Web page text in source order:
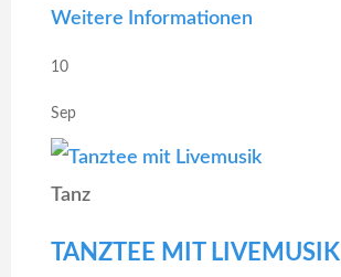
Weitere Informationen
10
Sep
Tanz
TANZTEE MIT LIVEMUSIK